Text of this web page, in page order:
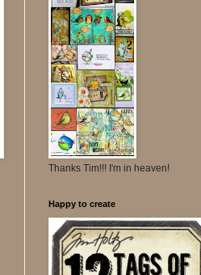
Thanks Tim!!! I'm in heaven!
Happy to create